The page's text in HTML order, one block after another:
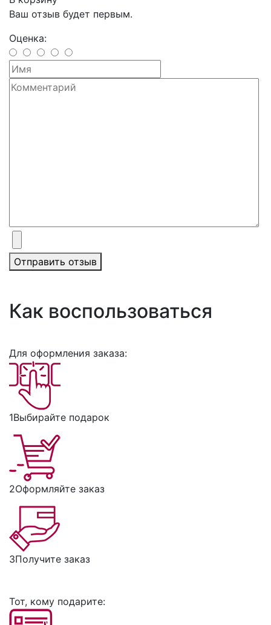
Ваш отзыв будет первым.
Оценка:
Отправить отзыв
Как воспользоваться
Для оформления заказа:
1Выбирайте подарок
2Оформляйте заказ
3Получите заказ
Тот, кому подарите: